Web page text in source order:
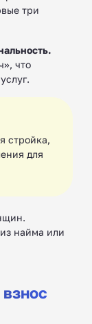
три
что
стройка,
для
найма или